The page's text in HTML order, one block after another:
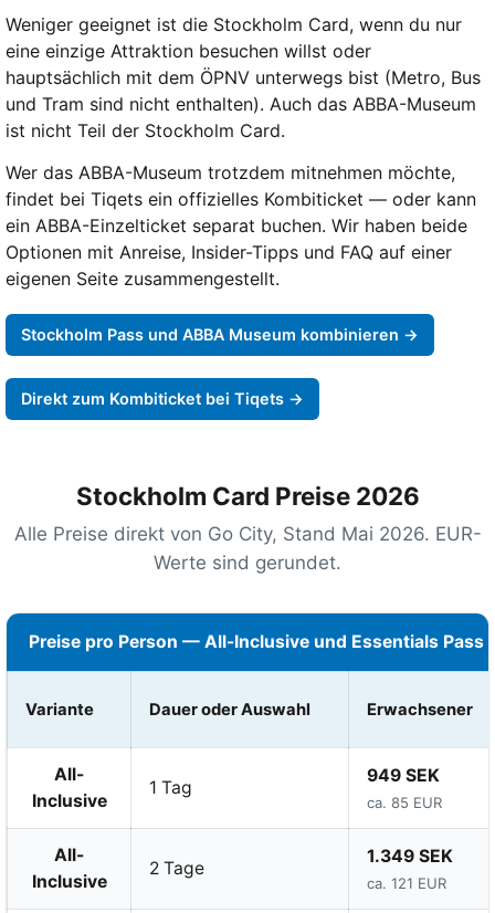
Weniger geeignet ist die Stockholm Card, wenn du nur
eine einzige Attraktion besuchen willst oder
hauptsächlich mit dem ÖPNV unterwegs bist (Metro, Bus
und Tram sind nicht enthalten). Auch das ABBA-Museum
ist nicht Teil der Stockholm Card.
Wer das ABBA-Museum trotzdem mitnehmen möchte,
findet bei Tiqets ein offizielles Kombiticket — oder kann
ein ABBA-Einzelticket separat buchen. Wir haben beide
Optionen mit Anreise, Insider-Tipps und FAQ auf einer
eigenen Seite zusammengestellt.
Stockholm Pass und ABBA Museum kombinieren →
Direkt zum Kombiticket bei Tiqets →
Stockholm Card Preise 2026
Alle Preise direkt von Go City, Stand Mai 2026. EUR-
Werte sind gerundet.
Preise pro Person — All-Inclusive und Essentials Pass
Variante Dauer oder Auswahl Erwachsener
All-
Inclusive
1 Tag
949 SEK
ca. 85 EUR
All-
Inclusive
2 Tage
1.349 SEK
ca. 121 EUR